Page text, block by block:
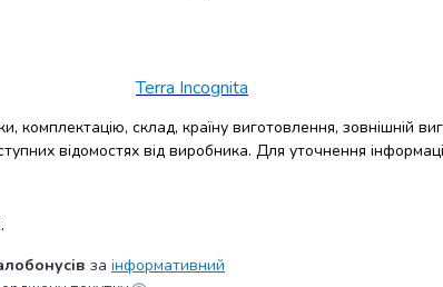
Terra Incognita
комплектацію, склад, країну виготовлення, зовнішній
відомостях від виробника. Для уточнення
за інформативний